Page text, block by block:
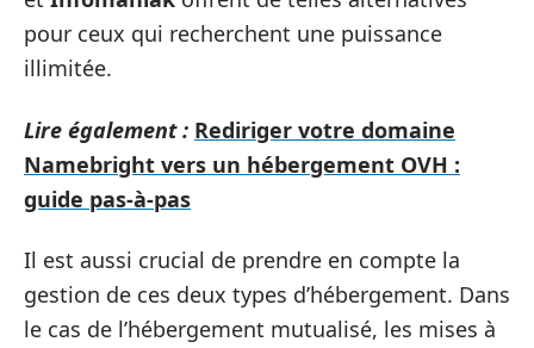
pour ceux qui recherchent une puissance
illimitée.
Lire également : Rediriger votre domaine
Namebright vers un hébergement OVH :
guide pas-à-pas
Il est aussi crucial de prendre en compte la
gestion de ces deux types d’hébergement. Dans
le cas de l’hébergement mutualisé, les mises à